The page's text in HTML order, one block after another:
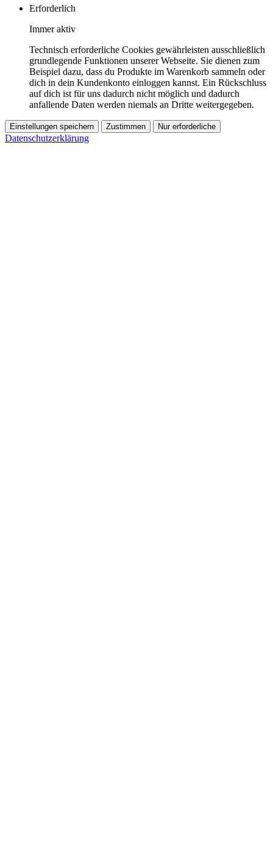
Erforderlich
Immer aktiv
Technisch erforderliche Cookies gewährleisten ausschließlich
grundlegende Funktionen unserer Webseite. Sie dienen zum
Beispiel dazu, dass du Produkte im Warenkorb sammeln oder
dich in dein Kundenkonto einloggen kannst. Ein Rückschluss
auf dich ist für uns dadurch nicht möglich und dadurch
anfallende Daten werden niemals an Dritte weitergegeben.
Einstellungen speichern Zustimmen Nur erforderliche
Datenschutzerklärung